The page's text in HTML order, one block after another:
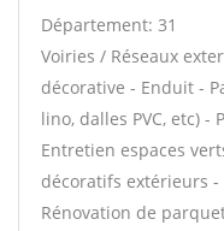
Département: 31
Voiries / Réseaux
décorative - Enduit -
lino, dalles PVC, etc) -
Entretien espaces
décoratifs extérieurs
Rénovation de